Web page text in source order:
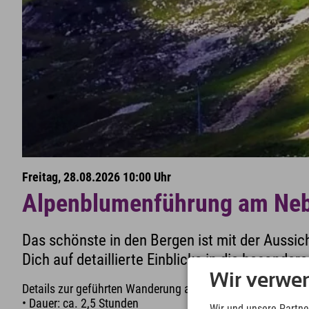
Freitag, 28.08.2026 10:00 Uhr
Alpenblumenführung am
Das schönste in den Bergen ist mit der
Dich auf detaillierte Einblicke in die
Details zur geführten Wanderung am Nebelhorn:
• Dauer: ca. 2,5 Stunden
Wir